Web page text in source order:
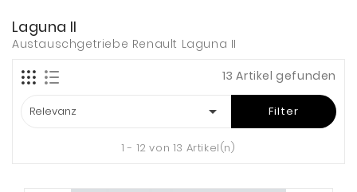
Laguna II
Austauschgetriebe Renault Laguna II
13 Artikel gefunden
Relevanz  Filter
1 - 12 von 13 Artikel(n)